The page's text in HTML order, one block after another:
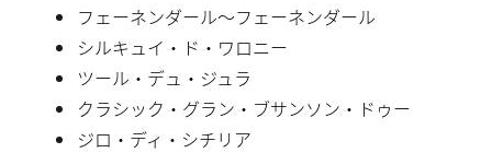
フェーネンダール〜フェーネンダール
シルキュイ・ド・ワロニー
ツール・デュ・ジュラ
クラシック・グラン・ブサンソン・ドゥー
ジロ・ディ・シチリア